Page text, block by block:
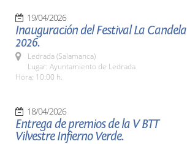
19/04/2026
Inauguración del Festival La Candela
2026.
Ledrada (Salamanca)
Lugar: Ayuntamiento de Ledrada
Hora: 10:00 h.
18/04/2026
Entrega de premios de la V BTT
Vilvestre Infierno Verde.